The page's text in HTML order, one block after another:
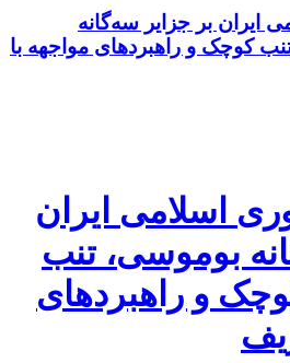
ایران بر جزایر سه‌گانه
کوچک و راهبردهای مواجهه با
اسلامی ایران
بوموسی، تنب
و راهبردهای